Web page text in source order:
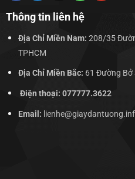
Thông tin liên hệ
Địa Chỉ Miền Nam: 208/35
TPHCM
Địa Chỉ Miền Bắc: 61 Đường Bở
Điện thoại: 077777.3622
Email: